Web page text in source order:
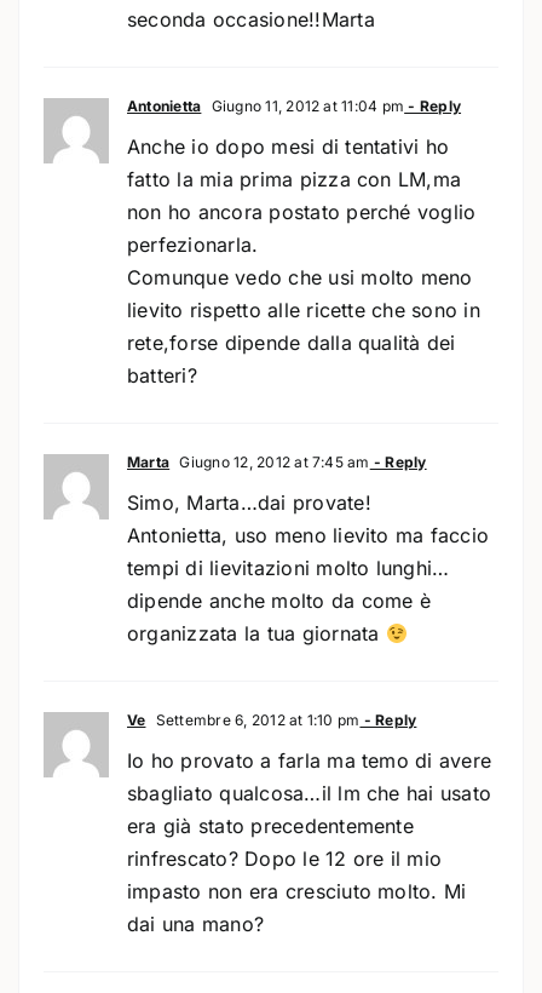
seconda occasione!!Marta
Antonietta Giugno 11, 2012 at 11:04 pm - Reply
Anche io dopo mesi di tentativi ho
fatto la mia prima pizza con LM,ma
non ho ancora postato perché voglio
perfezionarla.
Comunque vedo che usi molto meno
lievito rispetto alle ricette che sono in
rete,forse dipende dalla qualità dei
batteri?
Marta Giugno 12, 2012 at 7:45 am - Reply
Simo, Marta…dai provate!
Antonietta, uso meno lievito ma faccio
tempi di lievitazioni molto lunghi…
dipende anche molto da come è
organizzata la tua giornata
Ve Settembre 6, 2012 at 1:10 pm - Reply
Io ho provato a farla ma temo di avere
sbagliato qualcosa…il lm che hai usato
era già stato precedentemente
rinfrescato? Dopo le 12 ore il mio
impasto non era cresciuto molto. Mi
dai una mano?